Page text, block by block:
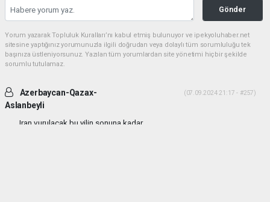
Gönder
Yorum yazarak Topluluk Kuralları’nı kabul etmiş bulunuyor ve ipekyoluhaber.net
sitesine yaptığınız yorumunuzla ilgili doğrudan veya dolaylı tüm sorumluluğu tek
başınıza üstleniyorsunuz. Yazılan tüm yorumlardan site yönetimi hiçbir şekilde
sorumlu tutulamaz.
Azerbaycan-Qazax-
Aslanbeyli
(07.09.2024 21:17 - #257)
Iran vurulacak bu yilin sonuna kadar...